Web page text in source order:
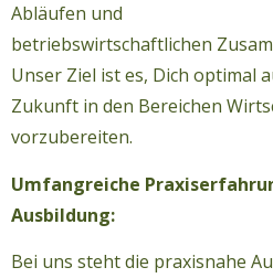
Abläufen und
betriebswirtschaftlichen
Unser Ziel ist es, Dich optimal
Zukunft in den Bereichen
vorzubereiten.
Umfangreiche
Ausbildung:
Bei uns steht die praxisnahe